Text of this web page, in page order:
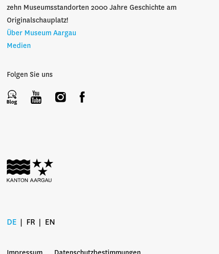
zehn Museumsstandorten 2000 Jahre Geschichte am
Originalschauplatz!
Über Museum Aargau
Medien
Folgen Sie uns
DE FR EN